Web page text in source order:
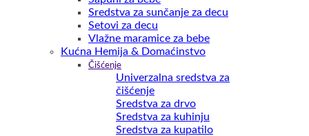
Sredstva za sunčanje za decu
Setovi za decu
Vlažne maramice za bebe
Kućna Hemija & Domaćinstvo
Čišćenje
Univerzalna sredstva za
čišćenje
Sredstva za drvo
Sredstva za kuhinju
Sredstva za kupatilo